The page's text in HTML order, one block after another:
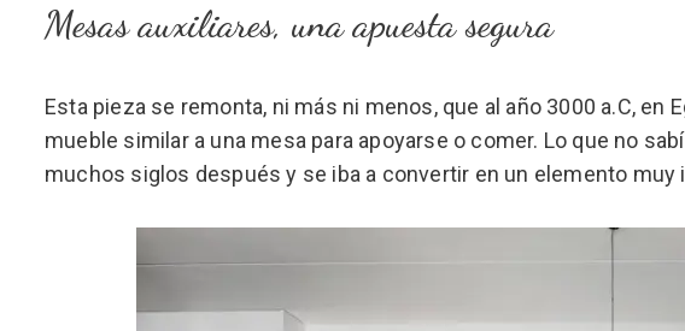
Mesas auxiliares, una apuesta segura
Esta pieza se remonta, ni más ni menos, que al año 3000 a.C,
mueble similar a una mesa para apoyarse o comer. Lo que no
muchos siglos después y se iba a convertir en un elemento muy